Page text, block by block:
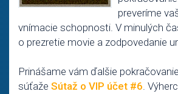
preveríme
vnímacie schopnosti. V minulých
o prezretie movie a zodpovedanie
Prinášame vám ďalšie
súťaže Sútaž o VIP účet #6.